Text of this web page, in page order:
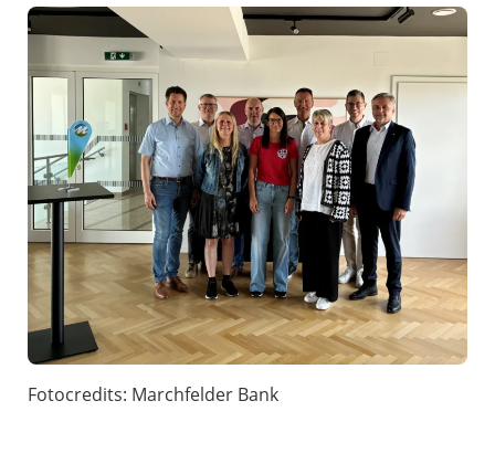
Fotocredits: Marchfelder Bank